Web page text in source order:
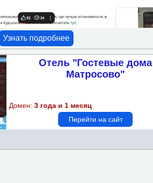
Узнать подробнее
Отель "Гостевые дома
Матросово"
Домен:3 года и 1 месяц
Перейти на сайт